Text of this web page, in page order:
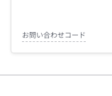
お問い合わせコード